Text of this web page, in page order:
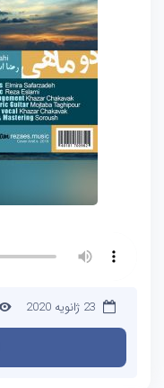
23 ژانویه 2020